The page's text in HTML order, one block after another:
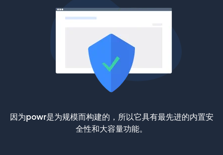
因为powr是为规模而构建的，所以它具有最先进的内置安
全性和大容量功能。